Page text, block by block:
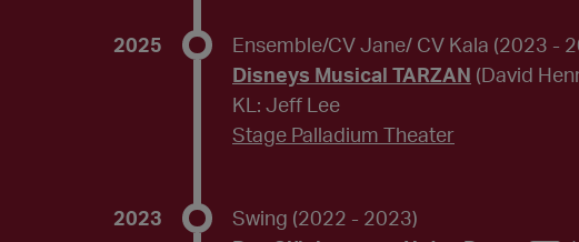
2025 Ensemble/CV Jane/ CV Kala (2023 -
Disneys Musical TARZAN (David
KL: Jeff Lee
Stage Palladium Theater
2023 Swing (2022 - 2023)